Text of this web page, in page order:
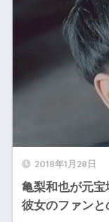
2018年1月28日
亀梨和也が元
彼女のファンと